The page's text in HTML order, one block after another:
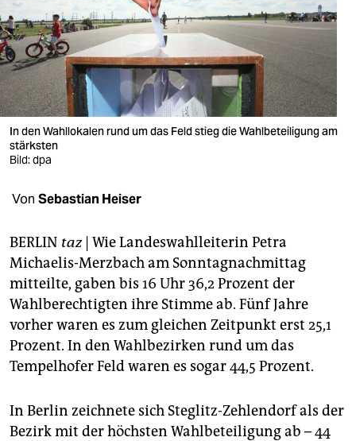
nord
wahrheit
verlag
verlag
veranstaltungen
unterstützen
abo
genossenschaft
epaper login
In den Wahllokalen rund um das Feld stieg die Wahlbeteiligung am
stärksten
Bild: dpa
Von Sebastian Heiser
BERLIN taz| Wie Landeswahlleiterin Petra
Michaelis-Merzbach am Sonntagnachmittag
mitteilte, gaben bis 16 Uhr 36,2 Prozent der
Wahlberechtigten ihre Stimme ab. Fünf Jahre
vorher waren es zum gleichen Zeitpunkt erst 25,1
Prozent. In den Wahlbezirken rund um das
Tempelhofer Feld waren es sogar 44,5 Prozent.
In Berlin zeichnete sich Steglitz-Zehlendorf als der
Bezirk mit der höchsten Wahlbeteiligung ab – 44